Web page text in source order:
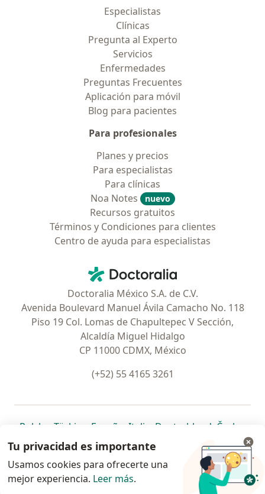
Especialistas
Clínicas
Pregunta al Experto
Servicios
Enfermedades
Preguntas Frecuentes
Aplicación para móvil
Blog para pacientes
Para profesionales
Planes y precios
Para especialistas
Para clínicas
Noa Notes
nuevo
Recursos gratuitos
Términos y Condiciones para clientes
Centro de ayuda para especialistas
Doctoralia - Página de inicio
Doctoralia México S.A. de C.V.
Avenida Boulevard Manuel Ávila Camacho No. 118
Piso 19 Col. Lomas de Chapultepec V Sección,
Alcaldía Miguel Hidalgo
CP 11000 CDMX, México
(+52) 55 4165 3261
Polska se abre en una nueva pestaña
Türkiye se abre en una nueva pestaña
España se abre en una nueva pestaña
Italia se abre en una nueva
Deutschlandse abre en
Česko
Portugal
se abre en una nueva pestaña
México se abre en una nueva pestaña
Chile se abre en una nueva pestaña
Brasil se abre en una nueva
se abre en
se
se abre en una nueva
www.doctoralia.com.mx © 2026 - Encuentra tu
Tu privacidad es importante
Usamos cookies para ofrecerte una
mejor experiencia. Leer más.